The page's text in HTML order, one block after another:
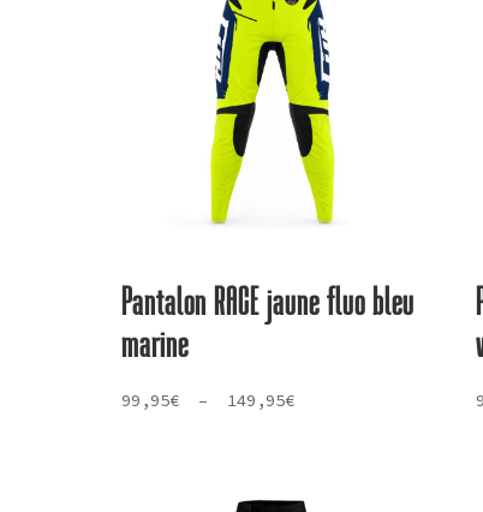
Pantalon RACE jaune fluo bleu
marine
99,95€ – 149,95€Plage